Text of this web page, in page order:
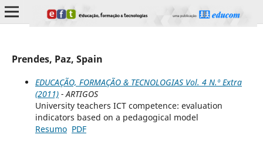
Prendes, Paz, Spain
EDUCAÇÃO, FORMAÇÃO & TECNOLOGIAS Vol. 4 N.º Extra
(2011)- ARTIGOS
University teachers ICT competence: evaluation
indicators based on a pedagogical model
Resumo PDF